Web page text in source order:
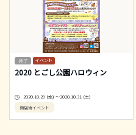
イベント
2020 とごし公園ハロウィン
2020.10.28 (水) ～2020.10.31 (土)
商店街イベント